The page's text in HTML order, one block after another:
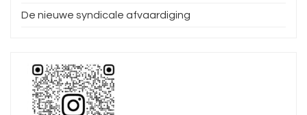
De nieuwe syndicale afvaardiging